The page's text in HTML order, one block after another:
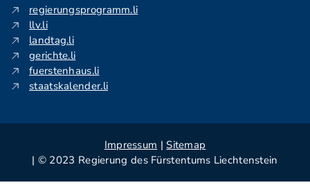
regierungsprogramm.li
llv.li
landtag.li
gerichte.li
fuerstenhaus.li
staatskalender.li
Impressum | Sitemap
| © 2023 Regierung des Fürstentums Liechtenstein